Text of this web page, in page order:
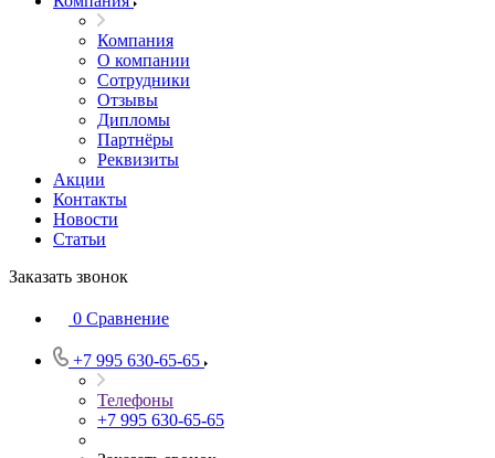
Компания
О компании
Сотрудники
Отзывы
Дипломы
Партнёры
Реквизиты
Акции
Контакты
Новости
Статьи
Заказать звонок
0 Сравнение
+7 995 630-65-65
Телефоны
+7 995 630-65-65